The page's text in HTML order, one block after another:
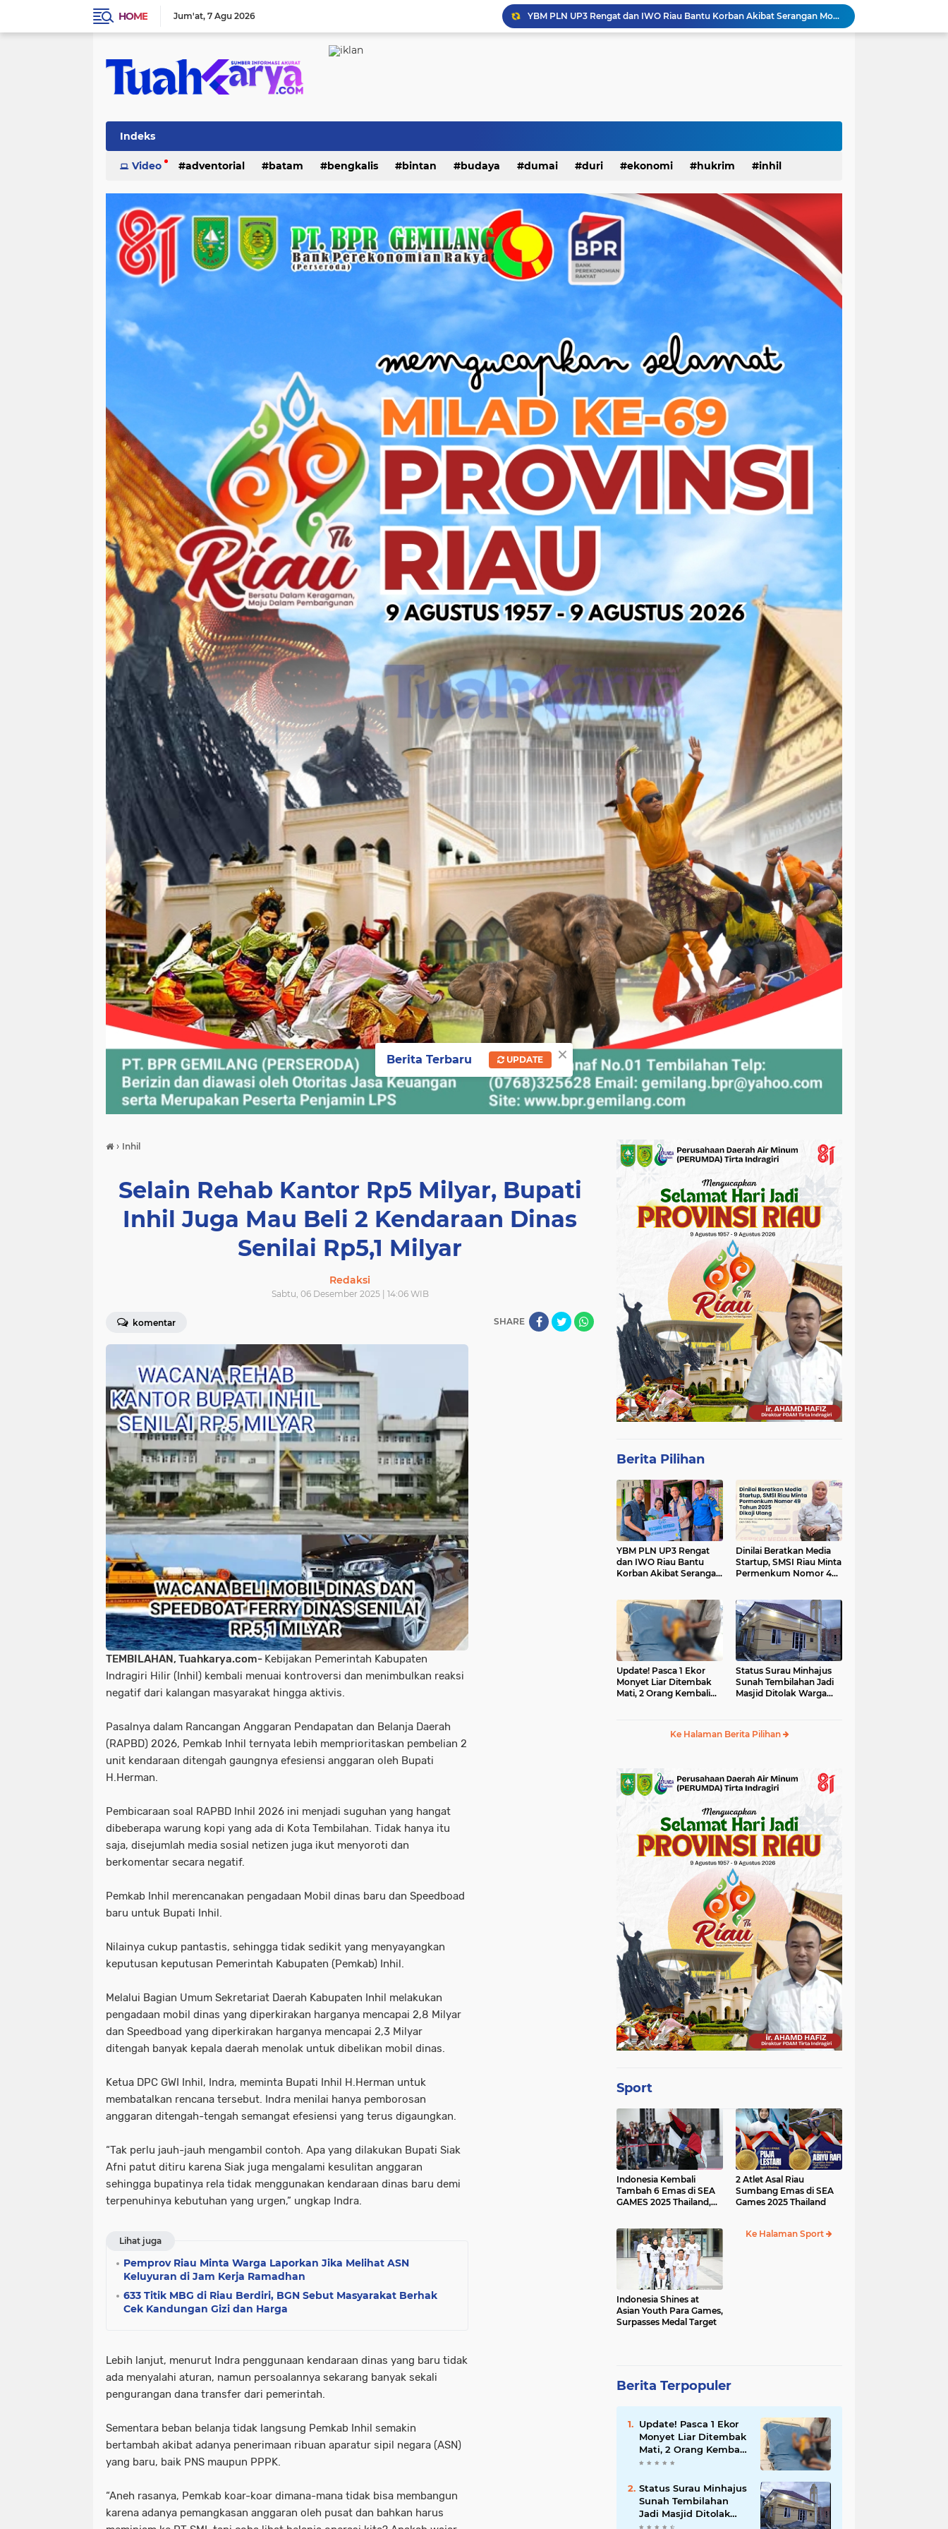
HOME Jum'at 7 Agu 2026
Dinilai Beratkan Media Startup, SMSI Riau Minta Permenkum Nomor 49 Tahun 2025 Dikaji Ulang
Update! Pasca 1 Ekor Monyet Liar Ditembak Mati, 2 Orang Kembali Jadi Korban
Apel Siaga Karhutla 2026 Digelar di Sabak Auh, Polsek dan Forkopimcam Perkuat Kesiapsiagaan Cegah Kebakaran
Indeks
Video adventorial batam bengkalis bintan budaya dumai duri ekonomi hukrim inhil
inhu internasional investasi kampar karimun kepri kesehatan khazanah khusus kuansing
lifestyle lingkungan meranti nasional natuna olahraga opini padang pariwisata pekanbaru
pelalawan pemerintahan pendidikan peristiwa riau rohil rohul siak solok sosial
tanjung pinang
› Inhil
Selain Rehab Kantor Rp5 Milyar, Bupati
Inhil Juga Mau Beli 2 Kendaraan Dinas
Senilai Rp5,1 Milyar
Redaksi
Sabtu, 06 Desember 2025 | 14:06 WIB
komentar SHARE
TEMBILAHAN, Tuahkarya.com- Kebijakan Pemerintah Kabupaten
Indragiri Hilir (Inhil) kembali menuai kontroversi dan menimbulkan reaksi
negatif dari kalangan masyarakat hingga aktivis.
Pasalnya dalam Rancangan Anggaran Pendapatan dan Belanja Daerah
(RAPBD) 2026, Pemkab Inhil ternyata lebih memprioritaskan pembelian 2
unit kendaraan ditengah gaungnya efesiensi anggaran oleh Bupati
H.Herman.
Pembicaraan soal RAPBD Inhil 2026 ini menjadi suguhan yang hangat
dibeberapa warung kopi yang ada di Kota Tembilahan. Tidak hanya itu
saja, disejumlah media sosial netizen juga ikut menyoroti dan
berkomentar secara negatif.
Pemkab Inhil merencanakan pengadaan Mobil dinas baru dan Speedboad
baru untuk Bupati Inhil.
Nilainya cukup pantastis, sehingga tidak sedikit yang menyayangkan
keputusan keputusan Pemerintah Kabupaten (Pemkab) Inhil.
Melalui Bagian Umum Sekretariat Daerah Kabupaten Inhil melakukan
pengadaan mobil dinas yang diperkirakan harganya mencapai 2,8 Milyar
dan Speedboad yang diperkirakan harganya mencapai 2,3 Milyar
ditengah banyak kepala daerah menolak untuk dibelikan mobil dinas.
Ketua DPC GWI Inhil, Indra, meminta Bupati Inhil H.Herman untuk
membatalkan rencana tersebut. Indra menilai hanya pemborosan
anggaran ditengah-tengah semangat efesiensi yang terus digaungkan.
“Tak perlu jauh-jauh mengambil contoh. Apa yang dilakukan Bupati Siak
Afni patut ditiru karena Siak juga mengalami kesulitan anggaran
sehingga bupatinya rela tidak menggunakan kendaraan dinas baru demi
terpenuhinya kebutuhan yang urgen,” ungkap Indra.
Lihat juga
Pemprov Riau Minta Warga Laporkan Jika Melihat ASN
Keluyuran di Jam Kerja Ramadhan
633 Titik MBG di Riau Berdiri, BGN Sebut Masyarakat Berhak
Cek Kandungan Gizi dan Harga
Lebih lanjut, menurut Indra penggunaan kendaraan dinas yang baru tidak
ada menyalahi aturan, namun persoalannya sekarang banyak sekali
pengurangan dana transfer dari pemerintah.
Sementara beban belanja tidak langsung Pemkab Inhil semakin
bertambah akibat adanya penerimaan ribuan aparatur sipil negara (ASN)
yang baru, baik PNS maupun PPPK.
“Aneh rasanya, Pemkab koar-koar dimana-mana tidak bisa membangun
karena adanya pemangkasan anggaran oleh pusat dan bahkan harus
Berita Pilihan
YBM PLN UP3 Rengat
dan IWO Riau Bantu
Korban Akibat Serangan
Dinilai Beratkan Media
Startup, SMSI Riau Minta
Permenkum Nomor 49
Update! Pasca 1 Ekor
Monyet Liar Ditembak
Mati, 2 Orang Kembali
Status Surau Minhajus
Sunah Tembilahan Jadi
Masjid Ditolak Warga
Ke Halaman Berita Pilihan
Sport
Indonesia Kembali
Tambah 6 Emas di SEA
GAMES 2025 Thailand,
2 Atlet Asal Riau
Sumbang Emas di SEA
Games 2025 Thailand
Indonesia Shines at
Asian Youth Para Games,
Surpasses Medal Target
Ke Halaman Sport
Berita Terpopuler
Update! Pasca 1 Ekor
Monyet Liar Ditembak
Mati, 2 Orang Kembali
Jadi Korban
Status Surau Minhajus
Sunah Tembilahan
Jadi Masjid Ditolak
Warga Diduga
×
Berita Terbaru UPDATE